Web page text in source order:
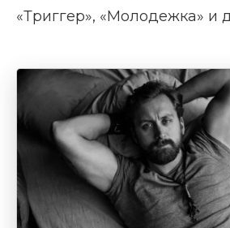
«Триггер», «Молодежка» и